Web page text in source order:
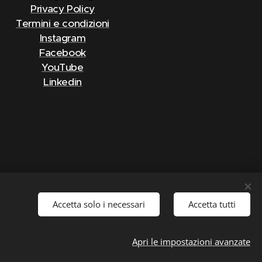
Privacy Policy
Termini e condizioni
Instagram
Facebook
YouTube
Linkedin
PIVA 03605230139
Accetta solo i necessari Accetta tutti
Apri le impostazioni avanzate